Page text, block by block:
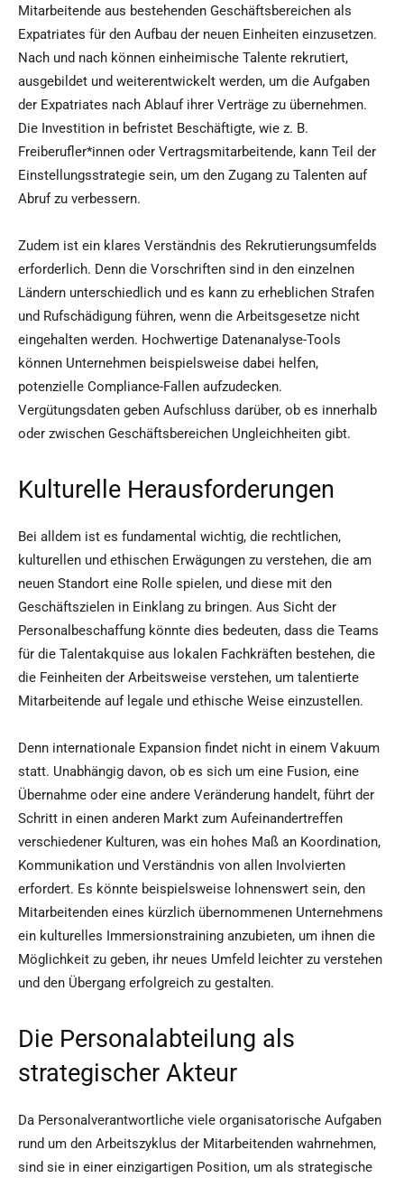
Mitarbeitende aus bestehenden Geschäftsbereichen als
Expatriates für den Aufbau der neuen Einheiten einzusetzen.
Nach und nach können einheimische Talente rekrutiert,
ausgebildet und weiterentwickelt werden, um die Aufgaben
der Expatriates nach Ablauf ihrer Verträge zu übernehmen.
Die Investition in befristet Beschäftigte, wie z. B.
Freiberufler*innen oder Vertragsmitarbeitende, kann Teil der
Einstellungsstrategie sein, um den Zugang zu Talenten auf
Abruf zu verbessern.
Zudem ist ein klares Verständnis des Rekrutierungsumfelds
erforderlich. Denn die Vorschriften sind in den einzelnen
Ländern unterschiedlich und es kann zu erheblichen Strafen
und Rufschädigung führen, wenn die Arbeitsgesetze nicht
eingehalten werden. Hochwertige Datenanalyse-Tools
können Unternehmen beispielsweise dabei helfen,
potenzielle Compliance-Fallen aufzudecken.
Vergütungsdaten geben Aufschluss darüber, ob es innerhalb
oder zwischen Geschäftsbereichen Ungleichheiten gibt.
Kulturelle Herausforderungen
Bei alldem ist es fundamental wichtig, die rechtlichen,
kulturellen und ethischen Erwägungen zu verstehen, die am
neuen Standort eine Rolle spielen, und diese mit den
Geschäftszielen in Einklang zu bringen. Aus Sicht der
Personalbeschaffung könnte dies bedeuten, dass die Teams
für die Talentakquise aus lokalen Fachkräften bestehen, die
die Feinheiten der Arbeitsweise verstehen, um talentierte
Mitarbeitende auf legale und ethische Weise einzustellen.
Denn internationale Expansion findet nicht in einem Vakuum
statt. Unabhängig davon, ob es sich um eine Fusion, eine
Übernahme oder eine andere Veränderung handelt, führt der
Schritt in einen anderen Markt zum Aufeinandertreffen
verschiedener Kulturen, was ein hohes Maß an Koordination,
Kommunikation und Verständnis von allen Involvierten
erfordert. Es könnte beispielsweise lohnenswert sein, den
Mitarbeitenden eines kürzlich übernommenen Unternehmens
ein kulturelles Immersionstraining anzubieten, um ihnen die
Möglichkeit zu geben, ihr neues Umfeld leichter zu verstehen
und den Übergang erfolgreich zu gestalten.
Die Personalabteilung als
strategischer Akteur
Da Personalverantwortliche viele organisatorische Aufgaben
rund um den Arbeitszyklus der Mitarbeitenden wahrnehmen,
sind sie in einer einzigartigen Position, um als strategische